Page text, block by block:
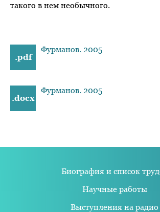
такого в нем необычного.
.pdf
Фурманов. 2005
.docx
Фурманов. 2005
Биография и список
Научные работы
Выступления на радио